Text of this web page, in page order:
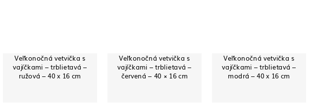
Veľkonočná vetvička s
vajíčkami – trblietavá –
ružová – 40 x 16 cm
Veľkonočná vetvička s
vajíčkami – trblietavá –
červená – 40 × 16 cm
Veľkonočná vetvička s
vajíčkami – trblietavá –
modrá – 40 x 16 cm